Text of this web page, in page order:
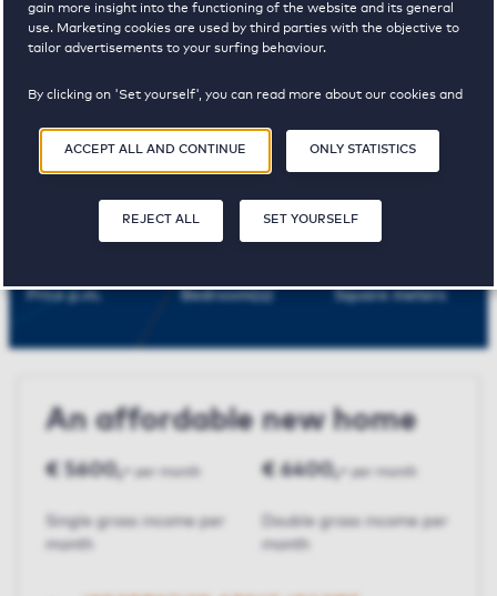
gain more insight into the functioning of the website and its general
use. Marketing cookies are used by third parties with the objective to
tailor advertisements to your surfing behaviour.
By clicking on 'Set yourself', you can read more about our cookies and
agree to the use of cookies as described in our
Privacy and Cookie
Statement.
ACCEPT ALL AND CONTINUE ONLY STATISTICS
REJECT ALL SET YOURSELF
Collemstraat
142 Almere
Filmwijk
Price p.m. Bedroom(s) Square meters
An affordable new home
€ 5600,-
Single gross income per
month
€ 6400,-
Double gross income per
month